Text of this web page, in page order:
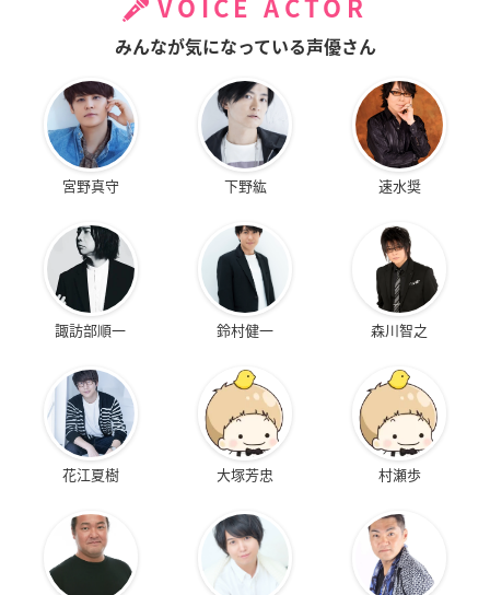
VOICE ACTOR
みんなが気になっている声優さん
宮野真守 下野紘 速水奨
諏訪部順一 鈴村健一 森川智之
花江夏樹 大塚芳忠 村瀬歩